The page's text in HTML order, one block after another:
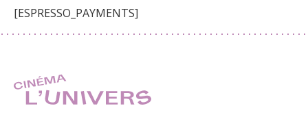
[ESPRESSO_PAYMENTS]